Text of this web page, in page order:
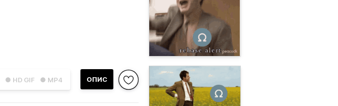
● HD GIF ● MP4 ОПИС